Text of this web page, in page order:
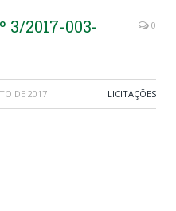
3/2017-003-
0
DE 2017 LICITAÇÕES